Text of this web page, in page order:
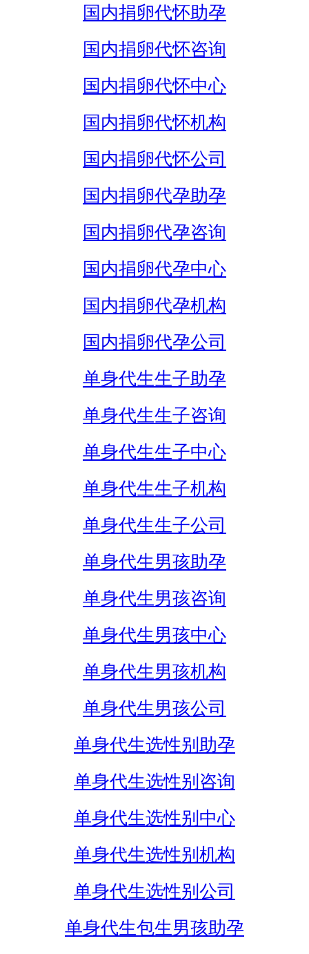
国内捐卵代怀助孕
国内捐卵代怀咨询
国内捐卵代怀中心
国内捐卵代怀机构
国内捐卵代怀公司
国内捐卵代孕助孕
国内捐卵代孕咨询
国内捐卵代孕中心
国内捐卵代孕机构
国内捐卵代孕公司
单身代生生子助孕
单身代生生子咨询
单身代生生子中心
单身代生生子机构
单身代生生子公司
单身代生男孩助孕
单身代生男孩咨询
单身代生男孩中心
单身代生男孩机构
单身代生男孩公司
单身代生选性别助孕
单身代生选性别咨询
单身代生选性别中心
单身代生选性别机构
单身代生选性别公司
单身代生包生男孩助孕